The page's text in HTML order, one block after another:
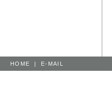
HOME | E-MAIL